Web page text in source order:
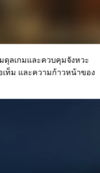
ดุลเกมและควบคุมจังหวะ
เท็ม และความก้าวหน้าของ